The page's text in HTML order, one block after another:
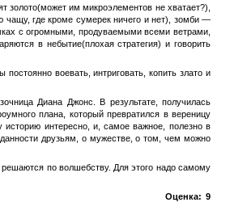
золото(может им микроэлементов не хватает?),
где кроме сумерек ничего и нет), зомби —
с огромными, продуваемыми всеми ветрами,
в небытие(плохая стратегия) и говорить
воевать, интриговать, копить злато и
Диана Джонс. В результате, получилась
плана, который превратился в вереницу
историю интересно, и, самое важное, полезно в
друзьям, о мужестве, о том, чем можно
по волшебству. Для этого надо самому
Оценка: 9